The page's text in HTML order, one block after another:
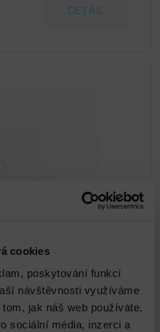
cookies
poskytování funkcí
návštěvnosti využíváme
jak náš web používáte,
sociální média, inzerci a
DETAIL
X1T Access Point
DETAIL